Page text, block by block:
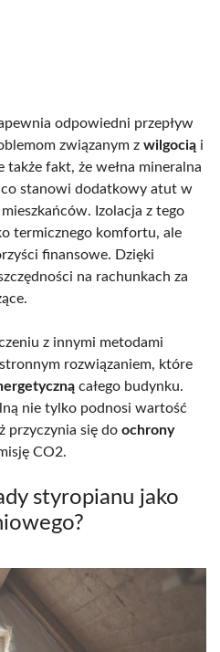
odpowiedni przepływ
związanym z wilgocią i
także fakt, że wełna mineralna
co stanowi dodatkowy atut w
Izolacja z tego
termicznego komfortu, ale
finansowe. Dzięki
na rachunkach za
z innymi metodami
rozwiązaniem, które
całego budynku.
nie tylko podnosi wartość
przyczynia się do ochrony
CO2.
styropianu jako